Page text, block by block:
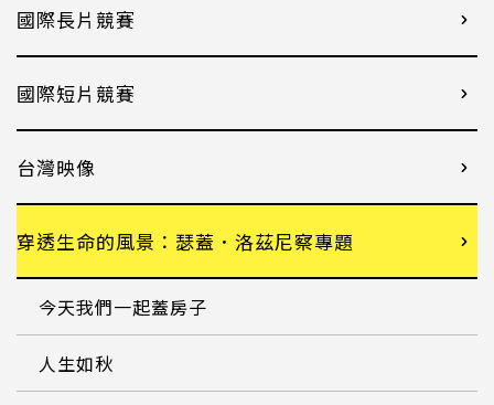
國際長片競賽
國際短片競賽
台灣映像
穿透生命的風景：瑟蓋．洛茲尼察專題
今天我們一起蓋房子
人生如秋